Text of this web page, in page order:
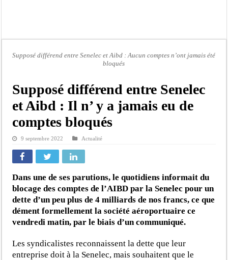
Un déficit de 128,9 milliards de francs CFA de la balance commerciale en juin
Scandale de pédophilie, acte contre nature : Un coach de football démasqué
Banditisme : Fily Sané, ancien Lieutenant du célèbre Ino, de nouveau Interpellé
Affaire Farba Ngom : La balle, dans le camp du procureur financier
Succession de Pape Thiaw : la bombe à retardement qui menace la FSF
Supposé différend entre Senelec et Aibd : Aucun comptes n’ont jamais été
bloqués
Supposé différend entre Senelec
et Aibd : Il n’ y a jamais eu de
comptes bloqués
9 septembre 2022 Actualité
Dans une de ses parutions, le quotidiens informait du
blocage des comptes de l’AIBD par la Senelec pour un
dette d’un peu plus de 4 milliards de nos francs, ce que
dément formellement la société aéroportuaire ce
vendredi matin, par le biais d’un communiqué.
Les syndicalistes reconnaissent la dette que leur
entreprise doit à la Senelec, mais souhaitent que le